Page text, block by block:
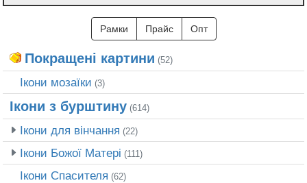
Рамки Прайс Опт
Покращені картини (52)
Ікони мозаїки (3)
Ікони з бурштину (614)
Ікони для вінчання (22)
Ікони Божої Матері (111)
Ікони Спасителя (62)